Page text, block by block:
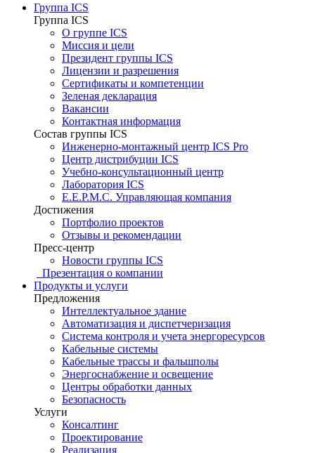
Группа ICS
Группа ICS
О группе ICS
Миссия и цели
Президент группы ICS
Лицензии и разрешения
Сертификаты и компетенции
Зеленая декларация
Вакансии
Контактная информация
Состав группы ICS
Инженерно-монтажный центр ICS Pro
Центр дистрибуции ICS
Учебно-консультационный центр
Лаборатория ICS
E.E.P.M.C. Управляющая компания
Достижения
Портфолио проектов
Отзывы и рекомендации
Пресс-центр
Новости группы ICS
Презентация о компании
Продукты и услуги
Предложения
Интеллектуальное здание
Автоматизация и диспетчеризация
Система контроля и учета энергоресурсов
Кабельные системы
Кабельные трассы и фальшполы
Энергоснабжение и освещение
Центры обработки данных
Безопасность
Услуги
Консалтинг
Проектирование
Реализация